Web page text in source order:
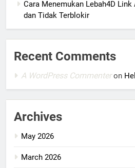
Cara Menemukan Lebah4D
dan Tidak Terblokir
Recent Comments
A WordPress Commenteron
Archives
May 2026
March 2026